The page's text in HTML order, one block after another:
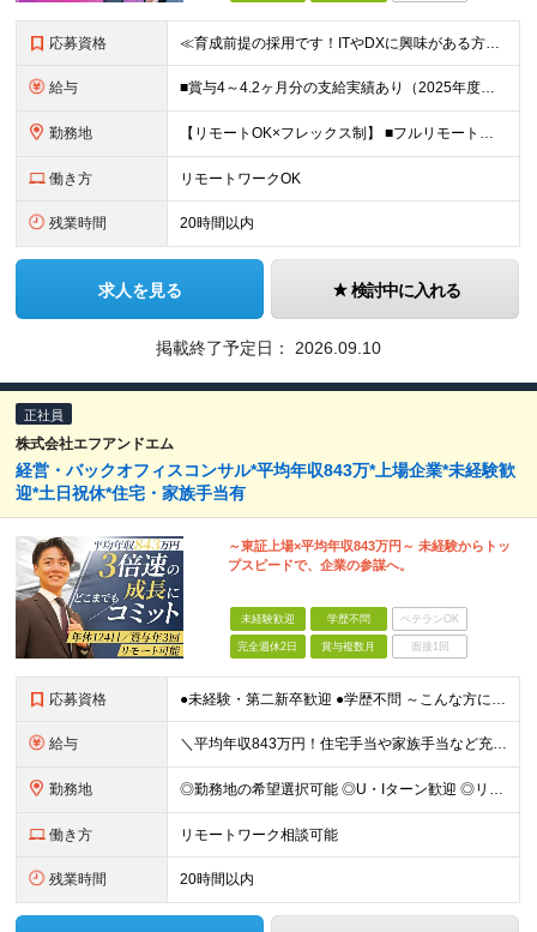
応募資格 ≪育成前提の採用です！ITやDXに興味がある方歓迎≫ ■職種・業種未経験OK ■第二新卒歓迎 ■学歴不問 ※必要な専門知識やスキルはありません！ ━━━━━━━━━━━━ こんな方はぜひご応募くださ
給与 ■賞与4～4.2ヶ月分の支給実績あり（2025年度） ■決算賞与も4年連続で支給 ■住宅手当月2万円 月給24万円～35万円＋賞与年2回(+決算賞与)＋諸手当 ┃豊富な手当と嬉しい待遇あり ━━━
勤務地 【リモートOK×フレックス制】 ■フルリモートもあり ■2025年12月移転の新しい築地オフィス ■転勤なし ＜本社＞ 東京都中央区明石町8-1聖路加タワー41階 （変更の範囲）当社関連勤務地
働き方 リモートワークOK
残業時間 20時間以内
求人を見る 検討中に入れる
掲載終了予定日： 2026.09.10
正社員
株式会社エフアンドエム
経営・バックオフィスコンサル*平均年収843万*上場企業*未経験歓
迎*土日祝休*住宅・家族手当有
～東証上場×平均年収843万円～ 未経験からトッ
プスピードで、企業の参謀へ。
未経験歓迎 学歴不問 ベテランOK
完全週休2日 賞与複数月 面接1回
応募資格 ●未経験・第二新卒歓迎 ●学歴不問 ～こんな方にピッタリ～ ・一生モノの専門スキルを身につけたい方 ・自身の市場価値を高めたい方 ・チームで協力しながら業務に取り組みたい方 ・目標に向かって仕事に取
給与 ＼平均年収843万円！住宅手当や家族手当など充実した福利厚生／ 月給25万円〜40万円＋賞与年2回＋決算賞与 ■住宅手当について ・東京本社勤務／月6万6000円 ・大阪本社勤務／月4万4000円
勤務地 ◎勤務地の希望選択可能 ◎U・Iターン歓迎 ◎リモートワーク相談可能 ＜下記いずれかでの勤務です＞ ■大阪本社 大阪府吹田市江坂町1-23-38 F&Mビル ■東京本社 東京都中央区京橋1-2-5
働き方 リモートワーク相談可能
残業時間 20時間以内